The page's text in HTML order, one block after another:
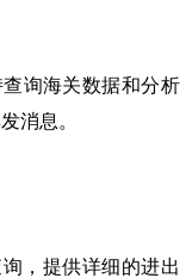
查询海关数据和分析
消息。
，提供详细的进出